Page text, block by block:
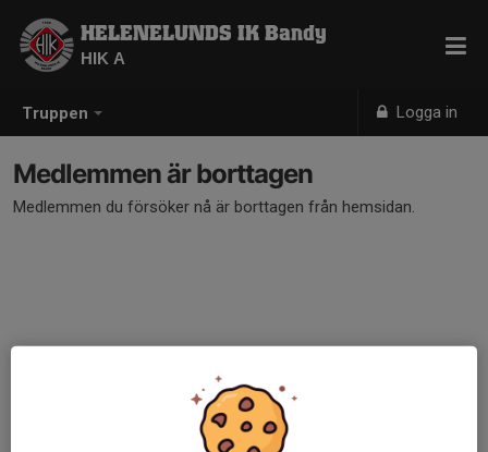
Truppen Logga in
HELENELUNDS IK Bandy
HIK A
Medlemmen är borttagen
Medlemmen du försöker nå är borttagen från hemsidan.